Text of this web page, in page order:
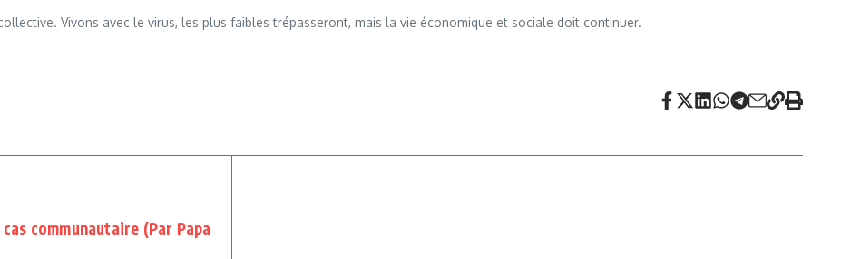
Vivons avec le virus, les plus faibles trépasseront, mais la vie économique et sociale doit continuer.
communautaire (Par Papa